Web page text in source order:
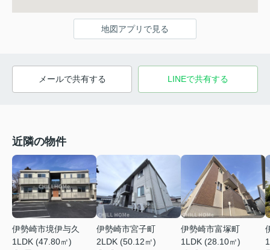
地図アプリで見る
メールで共有する LINEで共有する
近隣の物件
伊勢崎市境伊与久
1LDK (47.80㎡)
伊勢崎市宮子町
2LDK (50.12㎡)
伊勢崎市富塚町
1LDK (28.10㎡)